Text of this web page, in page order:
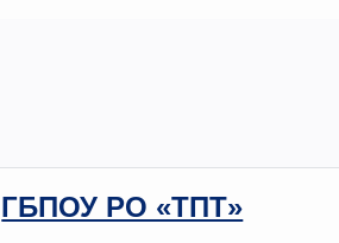
ГБПОУ РО «ТПТ»